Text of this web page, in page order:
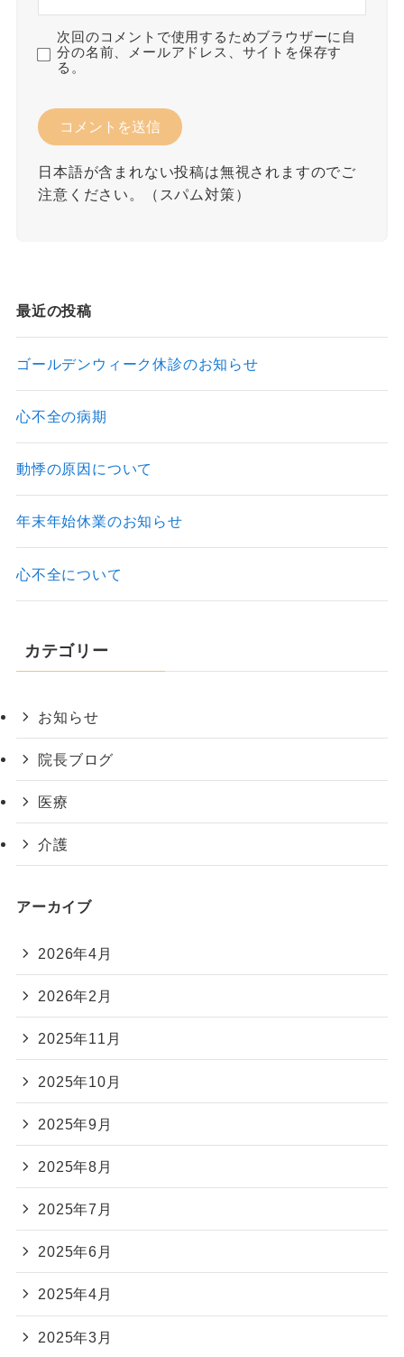
次回のコメントで使用するためブラウザーに自
分の名前、メールアドレス、サイトを保存す
る。
日本語が含まれない投稿は無視されますのでご
注意ください。（スパム対策）
最近の投稿
ゴールデンウィーク休診のお知らせ
心不全の病期
動悸の原因について
年末年始休業のお知らせ
心不全について
カテゴリー
お知らせ
院長ブログ
医療
介護
アーカイブ
2026年4月
2026年2月
2025年11月
2025年10月
2025年9月
2025年8月
2025年7月
2025年6月
2025年4月
2025年3月